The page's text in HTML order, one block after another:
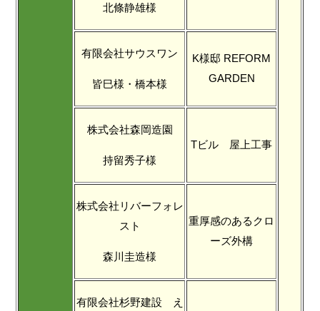
北條静雄様
有限会社サウスワン
皆巳様・橋本様
K様邸 REFORM
GARDEN
株式会社森岡造園
持留秀子様
Tビル 屋上工事
株式会社リバーフォレ
スト
森川圭造様
重厚感のあるクロ
ーズ外構
有限会社杉野建設 え